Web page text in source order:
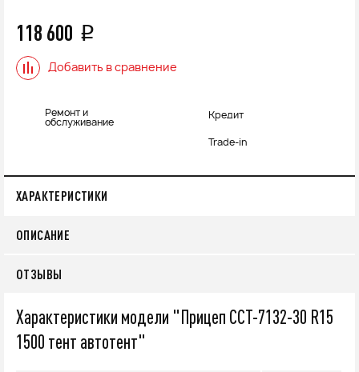
118 600 q
Добавить в сравнение
Ремонт и
обслуживание
Кредит
Trade-in
ХАРАКТЕРИСТИКИ
ОПИСАНИЕ
ОТЗЫВЫ
Характеристики модели "Прицеп ССТ-7132-30 R15
1500 тент автотент"